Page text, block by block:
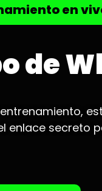
en
de
enlace secreto